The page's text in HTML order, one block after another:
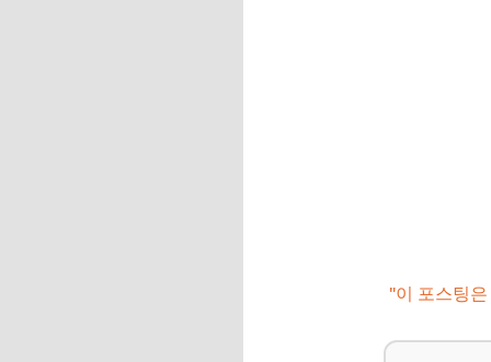
서울 '경성크리처':
전주 '스물다섯 스
"이 포스팅